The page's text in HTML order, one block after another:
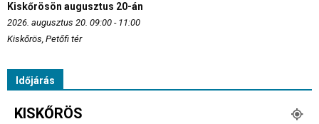
Kiskőrösön augusztus 20-án
2026. augusztus 20. 09:00 - 11:00
Kiskőrös, Petőfi tér
Időjárás
KISKŐRÖS